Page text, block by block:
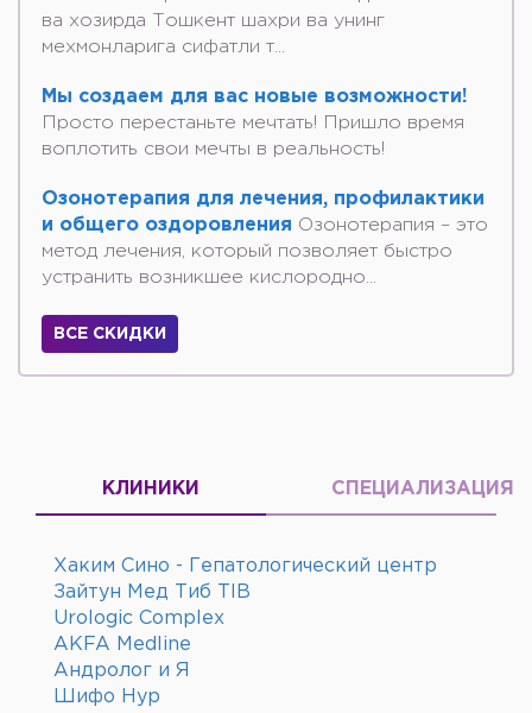
ва хозирда Тошкент шахри ва унинг
мехмонларига сифатли т...
Мы создаем для вас новые возможности!
Просто перестаньте мечтать! Пришло время
воплотить свои мечты в реальность!
Озонотерапия для лечения, профилактики
и общего оздоровления Озонотерапия – это
метод лечения, который позволяет быстро
устранить возникшее кислородно...
ВСЕ СКИДКИ
КЛИНИКИ СПЕЦИАЛИЗАЦИЯ
Хаким Сино - Гепатологический центр
Зайтун Мед Тиб TIB
Urologic Complex
AKFA Medline
Андролог и Я
Шифо Нур